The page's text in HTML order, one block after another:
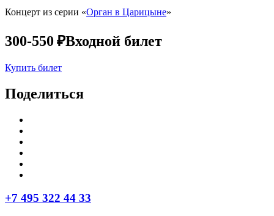
Концерт из серии «Орган в Царицыне»
300-550 ₽Входной билет
Купить билет
Поделиться
+7 495 322 44 33